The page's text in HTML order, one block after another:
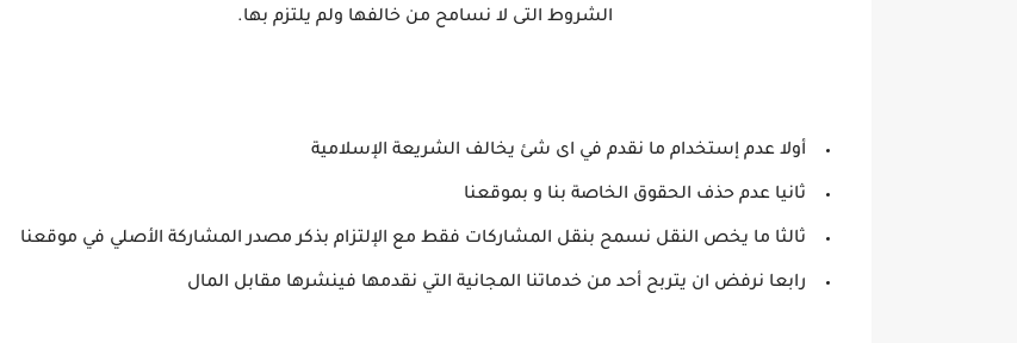
الشروط التى لا نسامح من خالفها ولم يلتزم بها.
أولا عدم إستخدام ما نقدم في اى شئ يخالف الشريعة الإسلامية
ثانيا عدم حذف الحقوق الخاصة بنا و بموقعنا
ثالثا ما يخص النقل نسمح بنقل المشاركات فقط مع الإلتزام بذكر مصدر المشاركة الأصلي في موقعنا
رابعا نرفض ان يتربح أحد من خدماتنا المجانية التي نقدمها فينشرها مقابل المال